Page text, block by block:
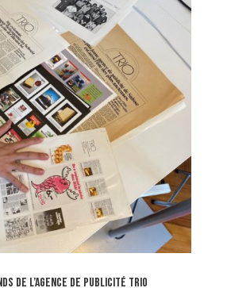
de l’agence de publicité TRIO